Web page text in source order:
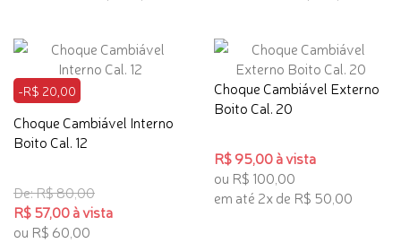
-R$ 20,00
Choque Cambiável Interno
Boito Cal. 12
De: R$ 80,00
R$ 57,00 à vista
ou R$ 60,00
Choque Cambiável Externo
Boito Cal. 20
R$ 95,00 à vista
ou R$ 100,00
em até 2x de R$ 50,00